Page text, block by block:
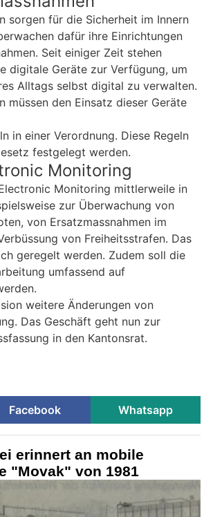
sorgen für die Sicherheit im Innern
dafür ihre Einrichtungen
Seit einiger Zeit stehen
digitale Geräte zur Verfügung, um
Alltags selbst digital zu verwalten.
müssen den Einsatz dieser Geräte
in einer Verordnung. Diese Regeln
festgelegt werden.
Monitoring
Monitoring mittlerweile in
zur Überwachung von
von Ersatzmassnahmen im
von Freiheitsstrafen. Das
geregelt werden. Zudem soll die
umfassend auf
weitere Änderungen von
Das Geschäft geht nun zur
in den Kantonsrat.
Facebook Whatsapp
erinnert an mobile
"Movak" von 1981